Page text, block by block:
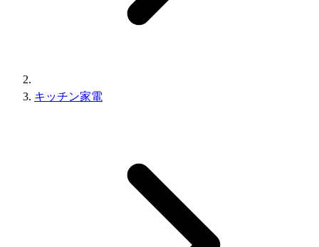
キッチン家電